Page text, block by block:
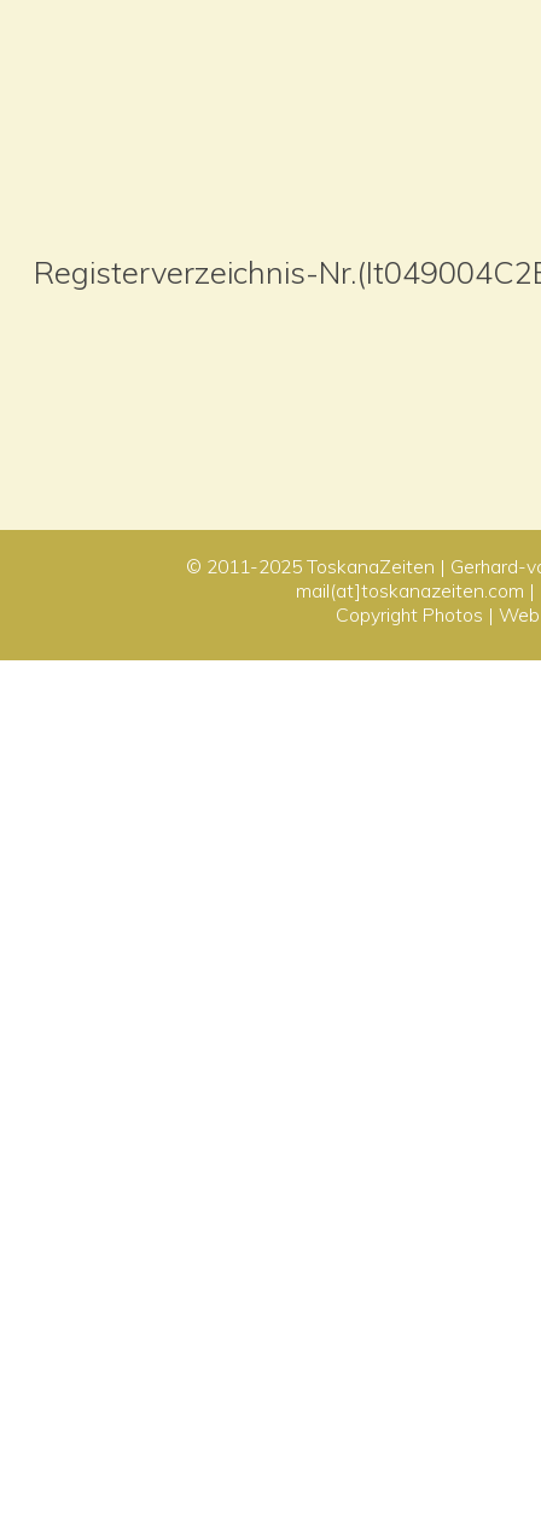
Registerverzeichnis-
© 2011-2025ToskanaZeiten | Gerhard-
mail(at]toskanazeiten.com |
Copyright Photos |